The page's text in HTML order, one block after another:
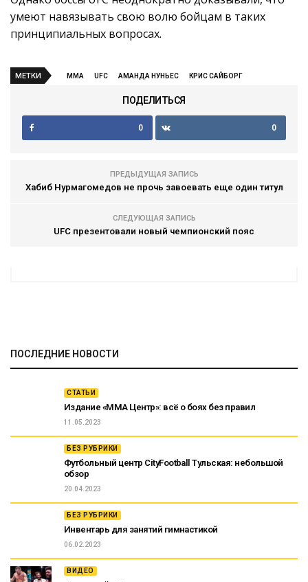
умеют навязывать свою волю бойцам в таких
принципиальных вопросах.
МЕТКИ MMA UFC АМАНДА НУНЬЕС КРИС САЙБОРГ
ПОДЕЛИТЬСЯ
0 0
ПРЕДЫДУЩАЯ ЗАПИСЬ
Хабиб Нурмагомедов не прочь завоевать еще один титул
СЛЕДУЮЩАЯ ЗАПИСЬ
UFC презентовали новый чемпионский пояс
ПОСЛЕДНИЕ НОВОСТИ
СТАТЬИ
Издание «ММА Центр»: всё о боях без правил
11.05.2023
БЕЗ РУБРИКИ
Футбольный центр CityFootball Тульская: небольшой
обзор
20.04.2023
БЕЗ РУБРИКИ
Инвентарь для занятий гимнастикой
06.02.2023
ВИДЕО